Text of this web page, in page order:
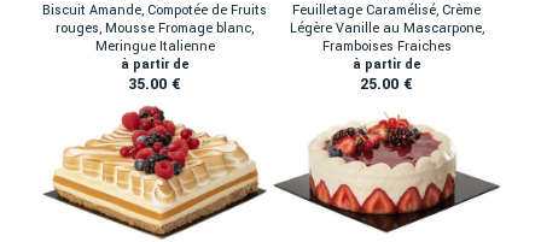
Biscuit Amande, Compotée de Fruits
rouges, Mousse Fromage blanc,
Meringue Italienne
35.00 €
Feuilletage Caramélisé, Crème
Légère Vanille au Mascarpone,
Framboises Fraiches
25.00 €